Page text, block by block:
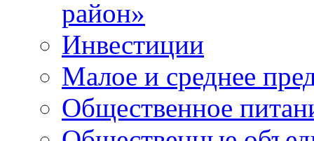
район»
Инвестиции
Малое и среднее
Общественное